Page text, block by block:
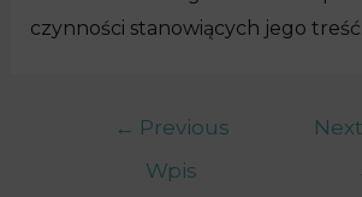
czynności stanowiących jego treść.
← Previous
Wpis